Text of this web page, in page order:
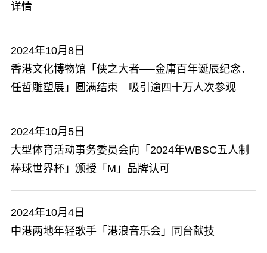
详情
2024年10月8日
香港文化博物馆「侠之大者──金庸百年诞辰纪念．
任哲雕塑展」圆满结束 吸引逾四十万人次参观
2024年10月5日
大型体育活动事务委员会向「2024年WBSC五人制
棒球世界杯」颁授「M」品牌认可
2024年10月4日
中港两地年轻歌手「港浪音乐会」同台献技